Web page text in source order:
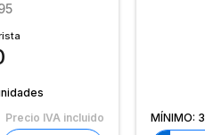
Precio IVA incluido
MÍNIMO: 3